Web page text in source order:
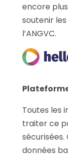
encore
soutenir
l’ANGVC.
Toutes les
traiter ce
sécurisées.
données